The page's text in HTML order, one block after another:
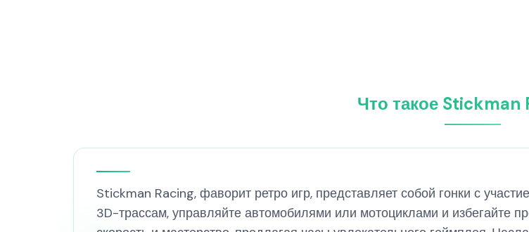
Что такое Stickman
Stickman Racing, фаворит ретро игр, представляет собой гонки с
3D-трассам, управляйте автомобилями или мотоциклами и избегайте